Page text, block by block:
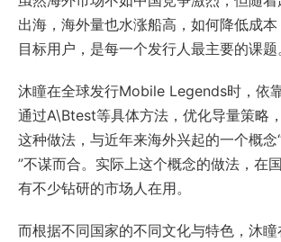
出海，海外量也水涨船高，如何降低成
目标用户，是每一个发行人最主要的课题
沐瞳在全球发行Mobile Legends时，依
通过A\Btest等具体方法，优化导量策略
这种做法，与近年来海外兴起的一个概
”不谋而合。实际上这个概念的做法，在
有不少钻研的市场人在用。
而根据不同国家的不同文化与特色，沐